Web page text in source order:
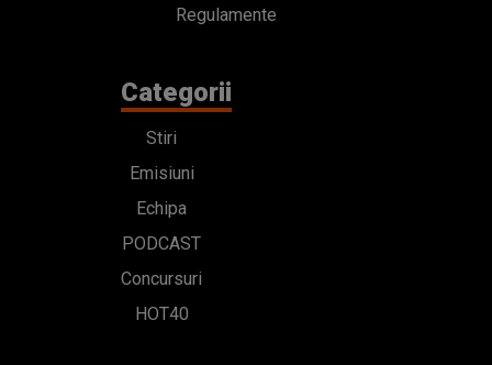
Regulamente
Categorii
Stiri
Emisiuni
Echipa
PODCAST
Concursuri
HOT40